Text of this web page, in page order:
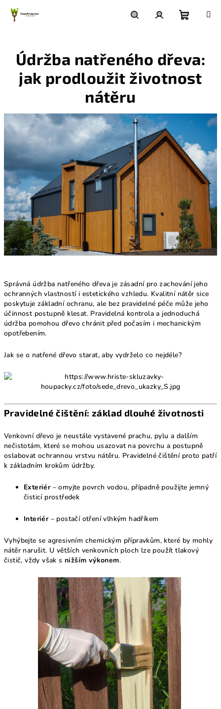
obsah
košík
Údržba natřeného dřeva:
jak prodloužit životnost
nátěru
Správná údržba natřeného dřeva je zásadní pro zachování jeho
ochranných vlastností i estetického vzhledu. Kvalitní nátěr sice
poskytuje základní ochranu, ale bez pravidelné péče může jeho
účinnost postupně klesat. Pravidelná kontrola a jednoduchá
údržba pomohou dřevo chránit před počasím i mechanickým
opotřebením.
Jak se o natřené dřevo starat, aby vydrželo co nejdéle?
Pravidelné čištění: základ dlouhé životnosti
Venkovní dřevo je neustále vystavené prachu, pylu a dalším
nečistotám, které se mohou usazovat na povrchu a postupně
oslabovat ochrannou vrstvu nátěru. Pravidelné čištění proto patří
k základním krokům údržby.
Exteriér– omyjte povrch vodou, případně použijte jemný
čisticí prostředek
Interiér– postačí otření vlhkým hadříkem
Vyhýbejte se agresivním chemickým přípravkům, které by mohly
nátěr narušit. U větších venkovních ploch lze použít tlakový
čistič, vždy však snižším výkonem.